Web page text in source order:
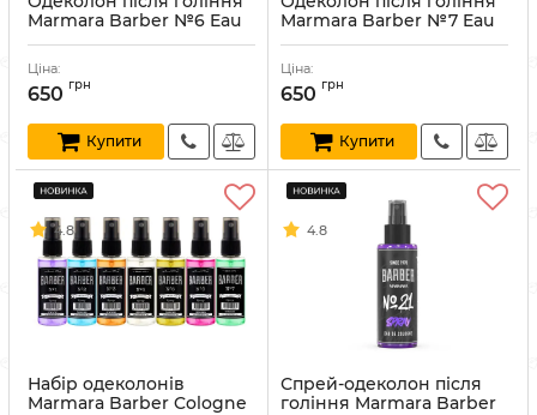
Marmara Barber №6 Eau
Артикул:
Ціна:
650 грн
Купити
Marmara Barber №7 Eau
Артикул:
Ціна:
650 грн
Купити
4.8
Набір одеколонів
Marmara Barber Cologne
4.8
Спрей-одеколон після
гоління Marmara Barber